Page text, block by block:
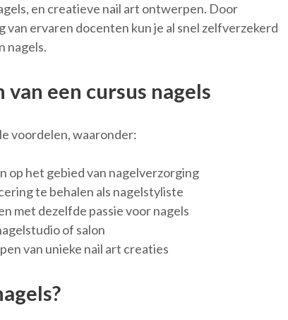
en creatieve nail art ontwerpen. Door
ervaren docenten kun je al snel zelfverzekerd
nagels.
een cursus nagels
voordelen, waaronder:
op het gebied van nagelverzorging
te behalen als nagelstyliste
met dezelfde passie voor nagels
of salon
van unieke nail art creaties